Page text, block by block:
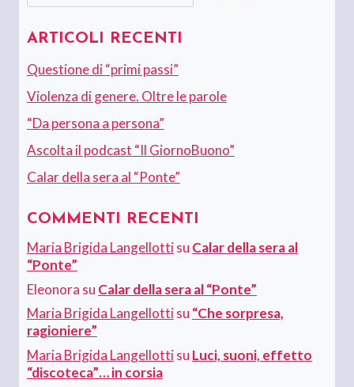
ARTICOLI RECENTI
Questione di “primi passi”
Violenza di genere. Oltre le parole
“Da persona a persona”
Ascolta il podcast “Il GiornoBuono”
Calar della sera al “Ponte”
COMMENTI RECENTI
Maria Brigida Langellottisu Calar della sera al
“Ponte”
Eleonora su Calar della sera al “Ponte”
Maria Brigida Langellottisu “Che sorpresa,
ragioniere”
Maria Brigida Langellottisu Luci, suoni, effetto
“discoteca”… in corsia